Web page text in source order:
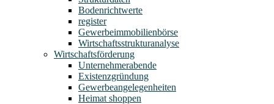
Bodenrichtwerte
register
Gewerbeimmobilienbörse
Wirtschaftsstrukturanalyse
Wirtschaftsförderung
Unternehmerabende
Existenzgründung
Gewerbeangelegenheiten
Heimat shoppen